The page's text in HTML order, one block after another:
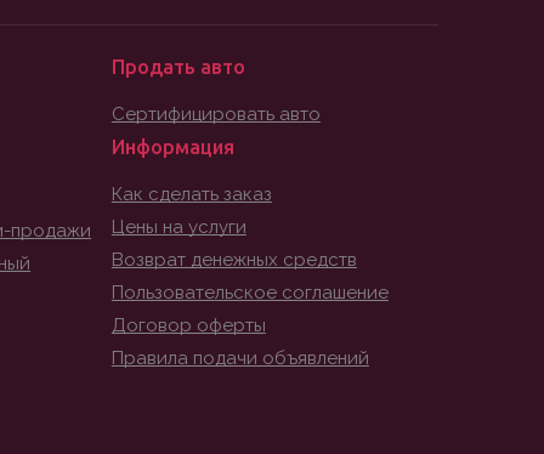
продажи
Продать авто
Сертифицировать авто
Информация
Как сделать заказ
Цены на услуги
Возврат денежных средств
Пользовательское соглашение
Договор оферты
Правила подачи объявлений